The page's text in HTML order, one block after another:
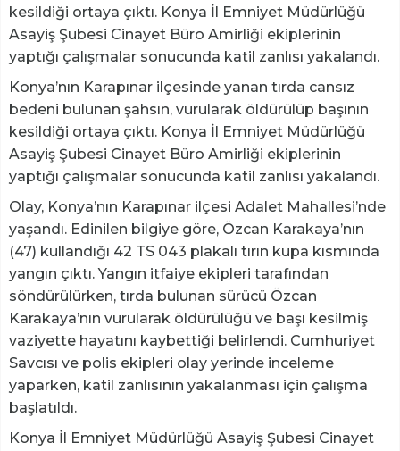
kesildiği ortaya çıktı. Konya İl Emniyet Müdürlüğü
Asayiş Şubesi Cinayet Büro Amirliği ekiplerinin
yaptığı çalışmalar sonucunda katil zanlısı yakalandı.
Konya’nın Karapınar ilçesinde yanan tırda cansız
bedeni bulunan şahsın, vurularak öldürülüp başının
kesildiği ortaya çıktı. Konya İl Emniyet Müdürlüğü
Asayiş Şubesi Cinayet Büro Amirliği ekiplerinin
yaptığı çalışmalar sonucunda katil zanlısı yakalandı.
Olay, Konya’nın Karapınar ilçesi Adalet Mahallesi’nde
yaşandı. Edinilen bilgiye göre, Özcan Karakaya’nın
(47) kullandığı 42 TS 043 plakalı tırın kupa kısmında
yangın çıktı. Yangın itfaiye ekipleri tarafından
söndürülürken, tırda bulunan sürücü Özcan
Karakaya’nın vurularak öldürülüğü ve başı kesilmiş
vaziyette hayatını kaybettiği belirlendi. Cumhuriyet
Savcısı ve polis ekipleri olay yerinde inceleme
yaparken, katil zanlısının yakalanması için çalışma
başlatıldı.
Konya İl Emniyet Müdürlüğü Asayiş Şubesi Cinayet